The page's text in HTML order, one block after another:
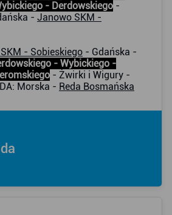
- Derdowskiego -
- Janowo SKM -
- Sobieskiego - Gdańska -
- Wybickiego -
- Żwirki i Wigury -
Morska - Reda Bosmańska